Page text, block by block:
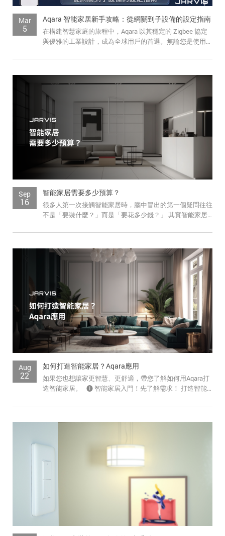
Mar
5
Aqara 智能家居新手攻略：從網關到子設備的設定指南
在構建智慧家庭的旅程中，Aqara 以其穩定的 Zigbee 協定
與優雅的工業設計，成為全球用戶的首選。無論您是使用
Sep
16
智能家居需要多少預算？
很多人第一次接觸智能家居時，腦中冒出的第一個疑問往往
不是「要裝什麼？」而是「要花多少錢？」 其實智能家居
Aug
22
如何打造智能家居？Aqara應用
如果您也想讓家更智慧、更舒適，帶您了解如何用Aqara打
造智能家居。 ➊ 智能家居入門！先了解需求！ 打造智能